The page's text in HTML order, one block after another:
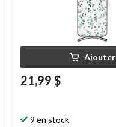
Ajouter
21,99 $
9 en stock